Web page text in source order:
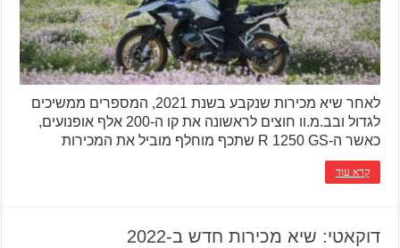
לאחר שיא מכירות שנקבע בשנת 2021, המספרים ממשיכים
לגדול ובב.מ.וו חוצים לראשונה את קו ה-200 אלף אופנועים,
כאשר ה-R 1250 GS שתכף מוחלף מוביל את המכירות
קרא עוד
דוקאטי: שיא מכירות חדש ב-2022